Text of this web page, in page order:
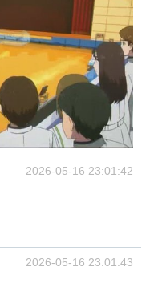
2026-05-16 23:01:42
2026-05-16 23:01:43